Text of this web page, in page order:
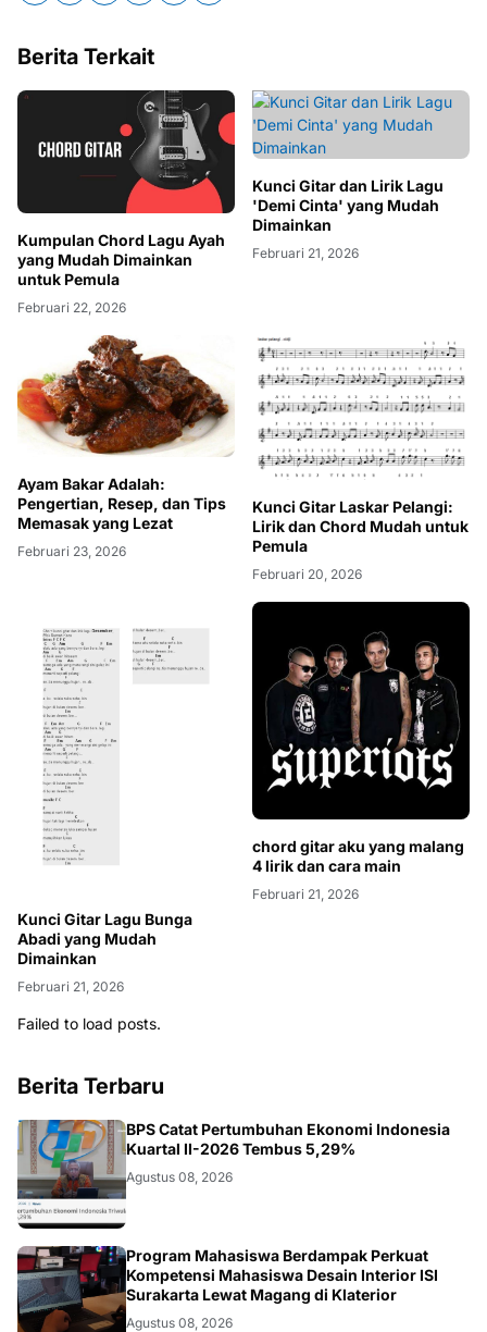
Berita Terkait
Kumpulan Chord Lagu Ayah
yang Mudah Dimainkan
untuk Pemula
Februari 22, 2026
Kunci Gitar dan Lirik Lagu
'Demi Cinta' yang Mudah
Dimainkan
Februari 21, 2026
Ayam Bakar Adalah:
Pengertian, Resep, dan Tips
Memasak yang Lezat
Februari 23, 2026
Kunci Gitar Laskar Pelangi:
Lirik dan Chord Mudah untuk
Pemula
Februari 20, 2026
Kunci Gitar Lagu Bunga
Abadi yang Mudah
Dimainkan
Februari 21, 2026
chord gitar aku yang malang
4 lirik dan cara main
Februari 21, 2026
Failed to load posts.
Berita Terbaru
EKONOMI
BPS Catat Pertumbuhan Ekonomi Indonesia
Kuartal II-2026 Tembus 5,29%
Agustus 08, 2026
NASIONAL
Program Mahasiswa Berdampak Perkuat
Kompetensi Mahasiswa Desain Interior ISI
Surakarta Lewat Magang di Klaterior
Agustus 08, 2026